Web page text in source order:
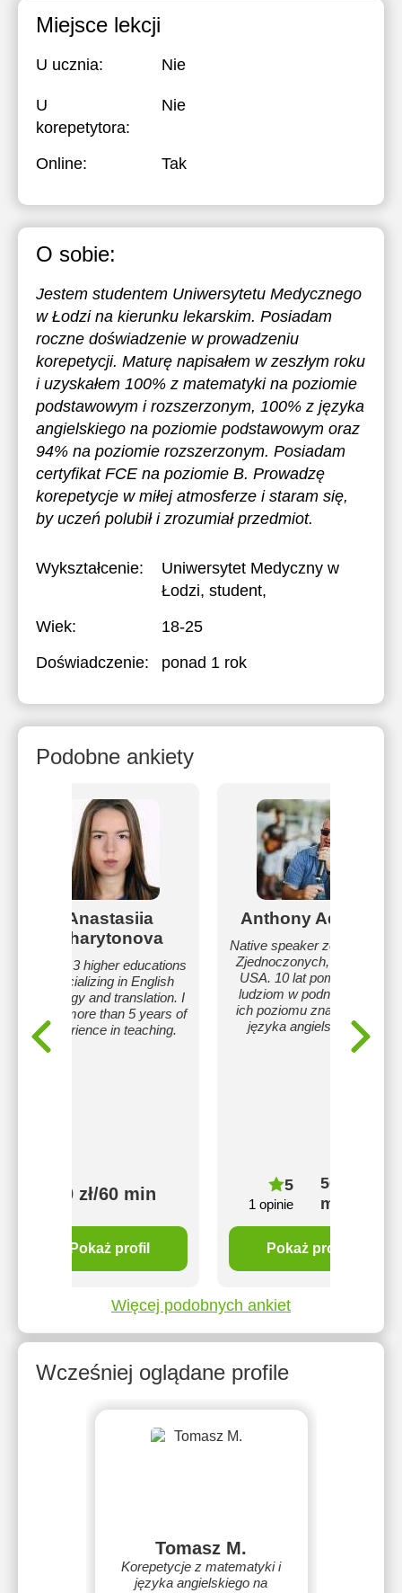
Miejsce lekcji
U ucznia: Nie
U
korepetytora:
Nie
Online: Tak
O sobie:
Jestem studentem Uniwersytetu Medycznego
w Łodzi na kierunku lekarskim. Posiadam
roczne doświadzenie w prowadzeniu
korepetycji. Maturę napisałem w zeszłym roku
i uzyskałem 100% z matematyki na poziomie
podstawowym i rozszerzonym, 100% z języka
angielskiego na poziomie podstawowym oraz
94% na poziomie rozszerzonym. Posiadam
certyfikat FCE na poziomie B. Prowadzę
korepetycje w miłej atmosferze i staram się,
by uczeń polubił i zrozumiał przedmiot.
Wykształcenie:
Uniwersytet Medyczny w
Łodzi, student,
Wiek:
18-25
Doświadczenie:
ponad 1 rok
Podobne ankiety
Anastasiia
Kharytonova
I have 3 higher educations
specializing in English
philology and translation. I
have more than 5 years of
experience in teaching.
50 zł/60 min
Pokaż profil
Anthony Adams
Native speaker ze Stanów
Zjednoczonych, Indiana,
USA. 10 lat pomagania
ludziom w podnoszeniu
ich poziomu znajomości
języka angielskiego.
5
1 opinie
50 zł/60
min
Pokaż profil
Więcej podobnych ankiet
Wcześniej oglądane profile
Tomasz M.
Korepetycje z matematyki i
języka angielskiego na